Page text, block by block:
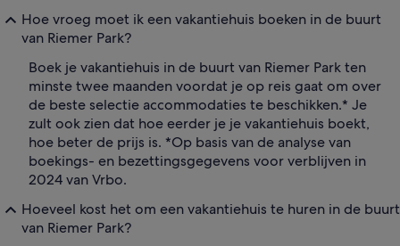
Hoe vroeg moet ik een vakantiehuis boeken in de buurt
van Riemer Park?
Boek je vakantiehuis in de buurt van Riemer Park ten
minste twee maanden voordat je op reis gaat om over
de beste selectie accommodaties te beschikken.* Je
zult ook zien dat hoe eerder je je vakantiehuis boekt,
hoe beter de prijs is. *Op basis van de analyse van
boekings- en bezettingsgegevens voor verblijven in
2024 van Vrbo.
Hoeveel kost het om een vakantiehuis te huren in de buurt
van Riemer Park?